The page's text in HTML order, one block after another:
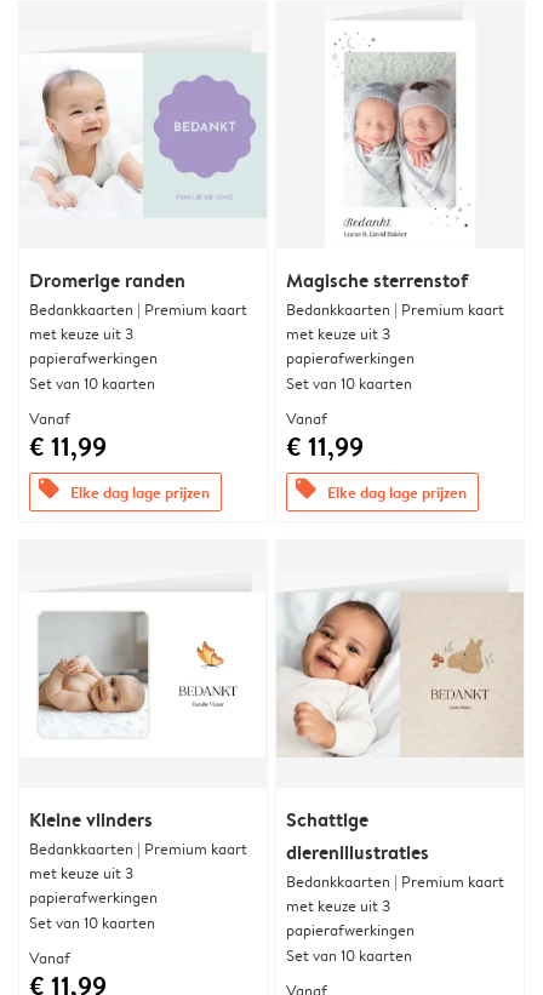
Dromerige randen
Bedankkaarten | Premium kaart
met keuze uit 3
papierafwerkingen
Set van 10 kaarten
Vanaf
€ 11,99
offers Elke dag lage prijzen
Magische sterrenstof
Bedankkaarten | Premium kaart
met keuze uit 3
papierafwerkingen
Set van 10 kaarten
Vanaf
€ 11,99
offers Elke dag lage prijzen
Kleine vlinders
Bedankkaarten | Premium kaart
met keuze uit 3
papierafwerkingen
Set van 10 kaarten
Vanaf
€ 11,99
Schattige
dierenillustraties
Bedankkaarten | Premium kaart
met keuze uit 3
papierafwerkingen
Set van 10 kaarten
Vanaf